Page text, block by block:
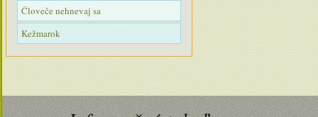
Človeče nehnevaj sa
Kežmarok